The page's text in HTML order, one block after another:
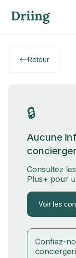
Retour
🔒
Aucune
Consultez
Plus+ pour
Voir les
Confiez-